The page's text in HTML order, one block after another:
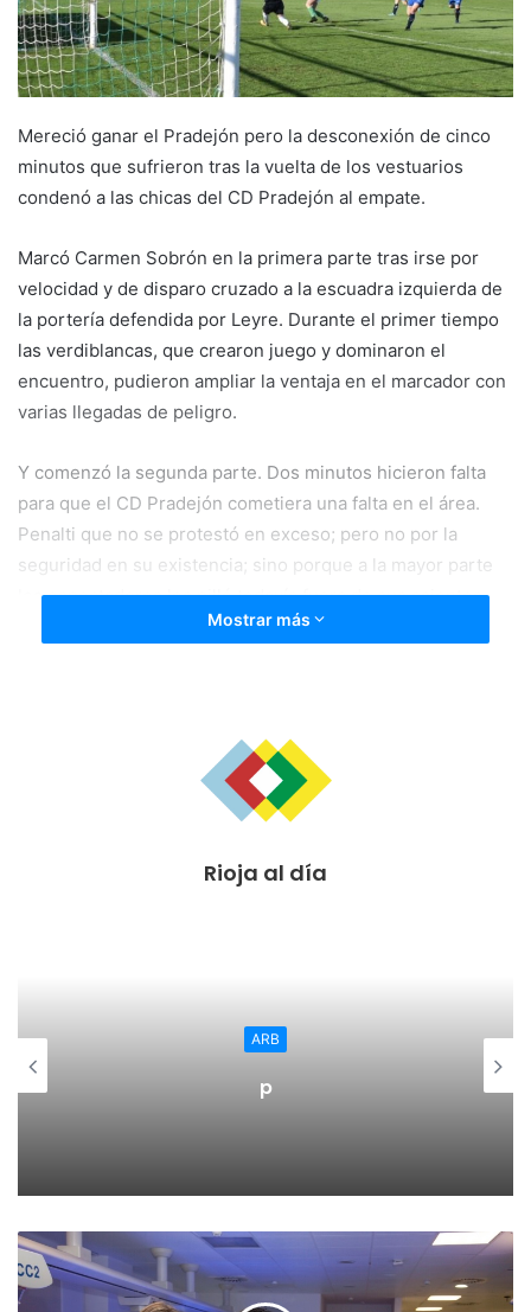
Mereció ganar el Pradejón pero la desconexión de cinco
minutos que sufrieron tras la vuelta de los vestuarios
condenó a las chicas del CD Pradejón al empate.
Marcó Carmen Sobrón en la primera parte tras irse por
velocidad y de disparo cruzado a la escuadra izquierda de
la portería defendida por Leyre. Durante el primer tiempo
las verdiblancas, que crearon juego y dominaron el
encuentro, pudieron ampliar la ventaja en el marcador con
varias llegadas de peligro.
Y comenzó la segunda parte. Dos minutos hicieron falta
para que el CD Pradejón cometiera una falta en el área.
Penalti que no se protestó en exceso; pero no por la
seguridad en su existencia; sino porque a la mayor parte
los espectadores les pilló todavía fuera de sus asientos.
espectadores tomaban asiento para ver cómo, tres
minutos después, era Bego quien marcaba de falta
colocando el esférico en la cruceta de la portería.
Aún pudieron aumentar, antes de la reacción local, la
Y llegó la reacción y, minutos después, la expulsión de
intentó con balones al espacio, lo intentó con largas
conducciones; pero lo hizo sin acierto y, a pesar de la
superioridad numérica, no logró rematar el encuentro.
Mostrar más
Rioja al día
ARB
p